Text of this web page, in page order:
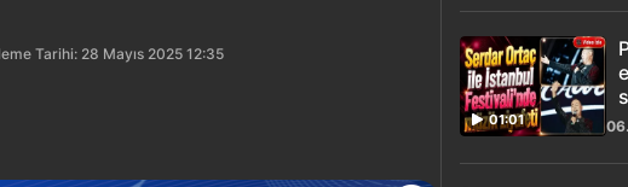
Tarihi: 28 Mayıs 2025 12:35
01:01